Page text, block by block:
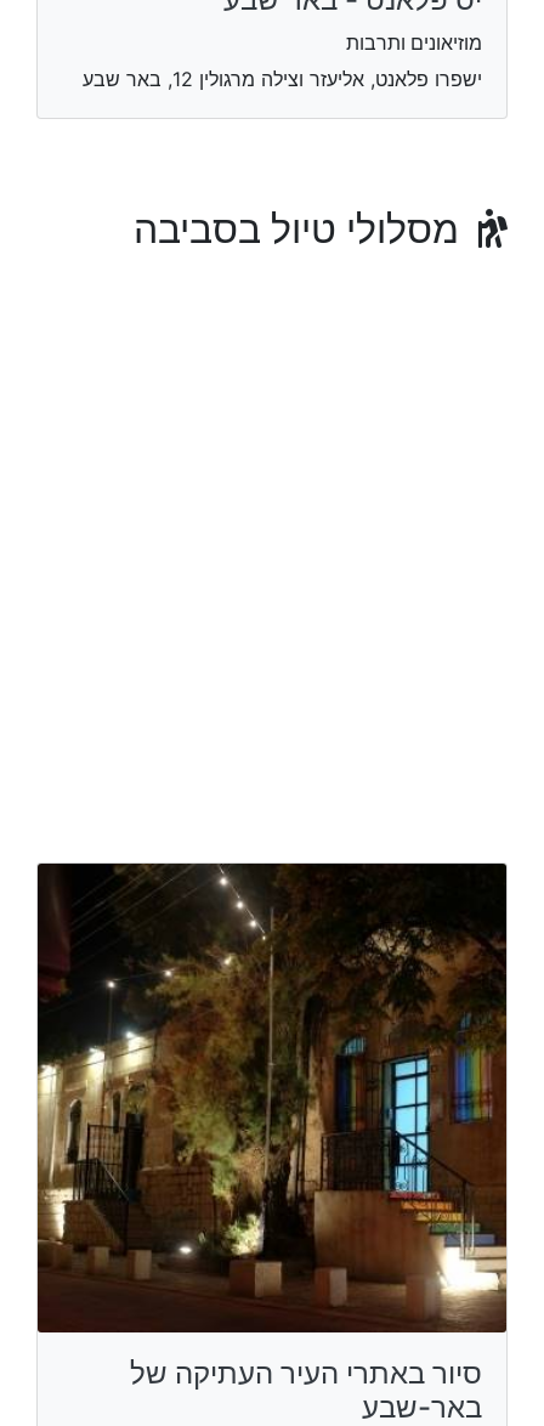
מוזיאונים ותרבות
ישפרו פלאנט, אליעזר וצילה מרגולין 12, באר שבע
מסלולי טיול בסביבה
סיור באתרי העיר העתיקה של
באר-שבע